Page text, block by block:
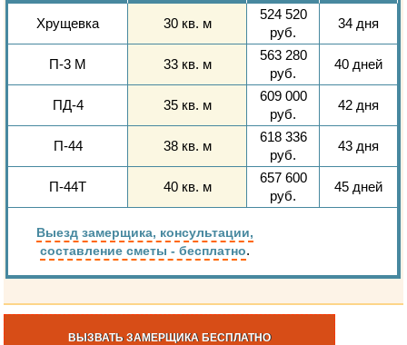
Хрущевка 30 кв. м
524 520
руб.
34 дня
П-3 М 33 кв. м
563 280
руб.
40 дней
ПД-4 35 кв. м
609 000
руб.
42 дня
П-44 38 кв. м
618 336
руб.
43 дня
П-44Т 40 кв. м
657 600
руб.
45 дней
Выезд замерщика, консультации,
составление сметы - бесплатно.
ВЫЗВАТЬ ЗАМЕРЩИКА БЕСПЛАТНО